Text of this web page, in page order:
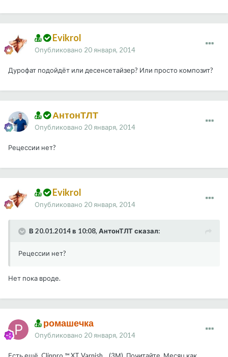
Evikrol
Опубликовано 20 января, 2014
Дурофат подойдёт или десенсетайзер? Или просто композит?
АнтонТЛТ
Опубликовано 20 января, 2014
Рецессии нет?
Evikrol
Опубликовано 20 января, 2014
В 20.01.2014 в 10:08, АнтонТЛТ сказал:
Рецессии нет?
Нет пока вроде.
ромашечка
Опубликовано 20 января, 2014